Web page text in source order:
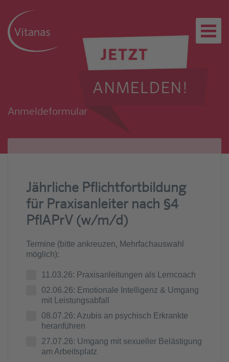
Anmeldeformular
Jährliche Pflichtfortbildung
für Praxisanleiter nach §4
PflAPrV (w/m/d)
Termine (bitte ankreuzen, Mehrfachauswahl
möglich):
11.03.26: Praxisanleitungen als Lerncoach
02.06.26: Emotionale Intelligenz & Umgang
mit Leistungsabfall
08.07.26: Azubis an psychisch Erkrankte
heranführen
27.07.26: Umgang mit sexueller Belästigung
am Arbeitsplatz